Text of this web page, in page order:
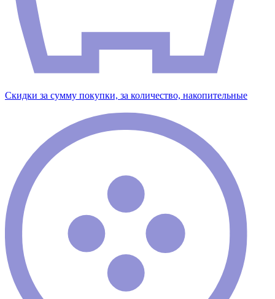
Скидки за сумму покупки, за количество, накопительные